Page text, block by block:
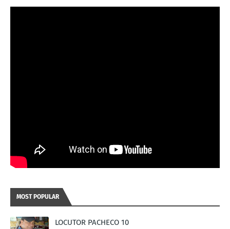
MOST POPULAR
LOCUTOR PACHECO 10